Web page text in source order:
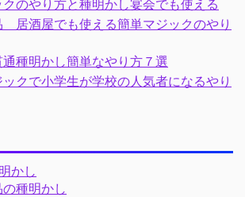
のやり方と種明かし宴会でも使える
居酒屋でも使える簡単マジックのやり
種明かし簡単なやり方７選
クで小学生が学校の人気者になるやり
かし
種明かし